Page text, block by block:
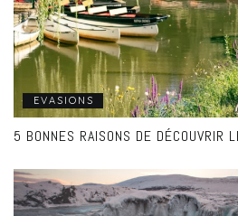
EVASIONS
5 BONNES RAISONS DE DÉCOUVRIR